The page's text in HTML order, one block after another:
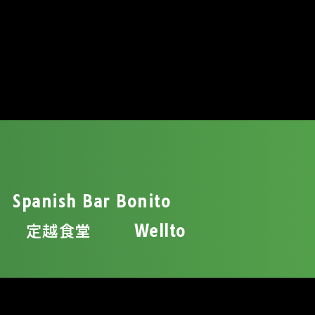
Spanish Bar Bonito
定越食堂
Wellto